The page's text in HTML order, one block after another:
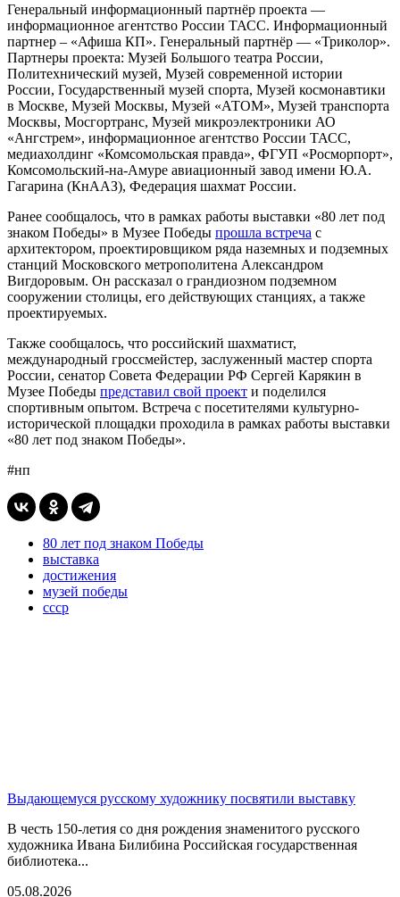
Генеральный информационный партнёр проекта —
информационное агентство России ТАСС. Информационный
партнер – «Афиша КП». Генеральный партнёр — «Триколор».
Партнеры проекта: Музей Большого театра России,
Политехнический музей, Музей современной истории
России, Государственный музей спорта, Музей космонавтики
в Москве, Музей Москвы, Музей «АТОМ», Музей транспорта
Москвы, Мосгортранс, Музей микроэлектроники АО
«Ангстрем», информационное агентство России ТАСС,
медиахолдинг «Комсомольская правда», ФГУП «Росморпорт»,
Комсомольский-на-Амуре авиационный завод имени Ю.А.
Гагарина (КнААЗ), Федерация шахмат России.
Ранее сообщалось, что в рамках работы выставки «80 лет под
знаком Победы» в Музее Победы прошла встреча с
архитектором, проектировщиком ряда наземных и подземных
станций Московского метрополитена Александром
Вигдоровым. Он рассказал о грандиозном подземном
сооружении столицы, его действующих станциях, а также
проектируемых.
Также сообщалось, что российский шахматист,
международный гроссмейстер, заслуженный мастер спорта
России, сенатор Совета Федерации РФ Сергей Карякин в
Музее Победы представил свой проект и поделился
спортивным опытом. Встреча с посетителями культурно-
исторической площадки проходила в рамках работы выставки
«80 лет под знаком Победы».
#нп
80 лет под знаком Победы
выставка
достижения
музей победы
ссср
Выдающемуся русскому художнику посвятили выставку
В честь 150-летия со дня рождения знаменитого русского
художника Ивана Билибина Российская государственная
библиотека...
05.08.2026